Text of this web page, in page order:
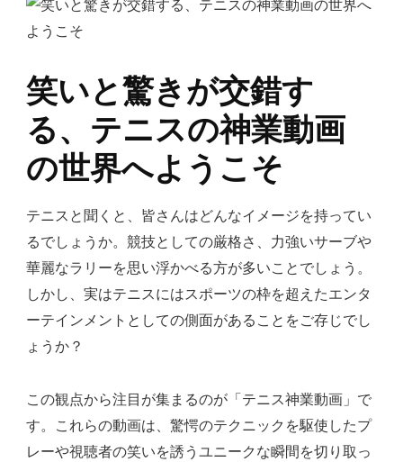
＆
感
動
の
瞬
ベ
笑いと驚きが交錯す
る、テニスの神業動画
の世界へようこそ
テニスと聞くと、皆さんはどんなイメージを持ってい
るでしょうか。競技としての厳格さ、力強いサーブや
華麗なラリーを思い浮かべる方が多いことでしょう。
しかし、実はテニスにはスポーツの枠を超えたエンタ
ーテインメントとしての側面があることをご存じでし
ょうか？
この観点から注目が集まるのが「テニス神業動画」で
す。これらの動画は、驚愕のテクニックを駆使したプ
レーや視聴者の笑いを誘うユニークな瞬間を切り取っ